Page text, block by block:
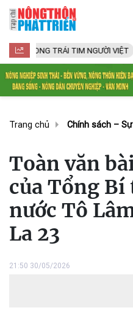
TRÁI TIM NGƯỜI VIỆT
Trang chủ Chính sách –
Toàn văn
của Tổng
nước Tô
La 23
21:50 30/05/2026